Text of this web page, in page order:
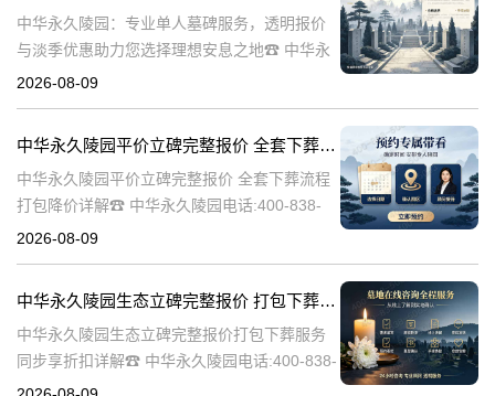
中华永久陵园：专业单人墓碑服务，透明报价
与淡季优惠助力您选择理想安息之地☎ 中华永
久陵园电话:400-838-5063中华永久陵园，作为
2026-08-09
中华永久陵园平价立碑完整报价 全套下葬流程打包降价详解
中华永久陵园平价立碑完整报价 全套下葬流程
打包降价详解☎ 中华永久陵园电话:400-838-
5063在人生的旅途中，每个人都会经历生老病
2026-08-09
中华永久陵园生态立碑完整报价 打包下葬服务同步享折扣详解
中华永久陵园生态立碑完整报价打包下葬服务
同步享折扣详解☎ 中华永久陵园电话:400-838-
5063中华永久陵园作为国内知名的陵园之一，